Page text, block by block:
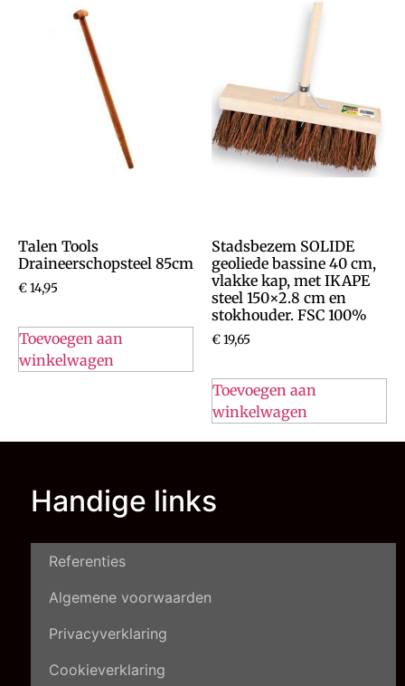
Talen Tools
Draineerschopsteel 85cm
€14,95
Toevoegen aan
winkelwagen
Stadsbezem SOLIDE
geoliede bassine 40 cm,
vlakke kap, met IKAPE
steel 150×2.8 cm en
stokhouder. FSC 100%
€19,65
Toevoegen aan
winkelwagen
Handige links
Referenties
Algemene voorwaarden
Privacyverklaring
Cookieverklaring